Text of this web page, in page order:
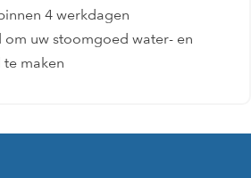
4 werkdagen
uw stoomgoed water- en
maken